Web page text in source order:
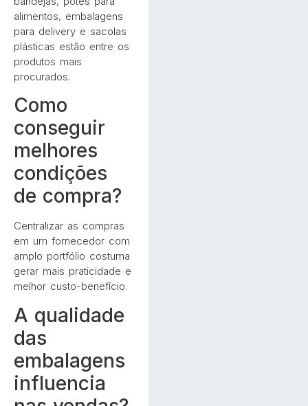
alimentos, embalagens
para delivery e sacolas
plásticas estão entre os
produtos mais
procurados.
Como
conseguir
melhores
condições
de compra?
Centralizar as compras
em um fornecedor com
amplo portfólio costuma
gerar mais praticidade e
melhor custo-benefício.
A qualidade
das
embalagens
influencia